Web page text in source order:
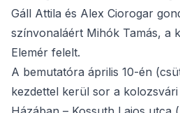
Gáll Attila és Alex Ciorogar
színvonaláért Mihók Tamás, a
Elemér felelt.
A bemutatóra április 10-én
kezdettel kerül sor a kolozsvári